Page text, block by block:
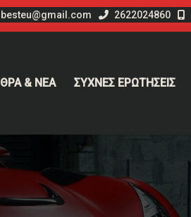
2622024860
& ΝΕΑ ΣΥΧΝΕΣ ΕΡΩΤΗΣΕΙΣ